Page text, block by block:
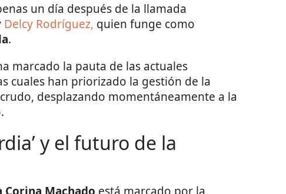
un día después de la llamada
Delcy Rodríguez, quien funge como
.
marcado la pauta de las actuales
cuales han priorizado la gestión de la
desplazando momentáneamente a la
y el futuro de la